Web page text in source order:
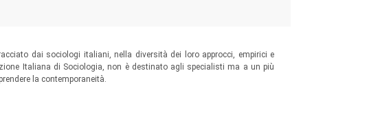
dai sociologi italiani, nella diversità dei loro approcci, empirici e
Italiana di Sociologia, non è destinato agli specialisti ma a un più
la contemporaneità.